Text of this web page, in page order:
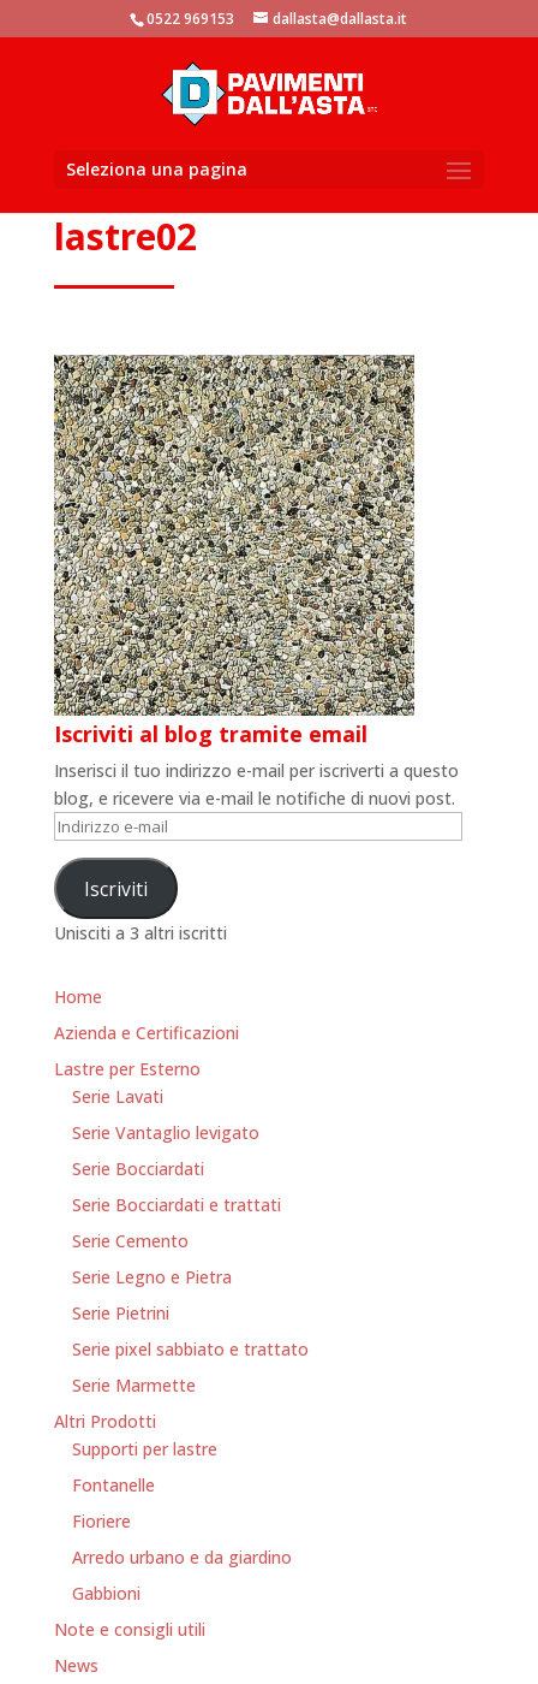
window.dataLayer = window.dataLayer || []; function gtag()
{dataLayer.push(arguments)}; gtag('js', new Date()); gtag('config',
0522 969153 dallasta@dallasta.it
Seleziona una pagina
lastre02
Iscriviti al blog tramite email
Inserisci il tuo indirizzo e-mail per iscriverti a questo
blog, e ricevere via e-mail le notifiche di nuovi post.
Indirizzo
mail Iscriviti
Unisciti a 3 altri iscritti
Home
Azienda e Certificazioni
Lastre per Esterno
Serie Lavati
Serie Vantaglio levigato
Serie Bocciardati
Serie Bocciardati e trattati
Serie Cemento
Serie Legno e Pietra
Serie Pietrini
Serie pixel sabbiato e trattato
Serie Marmette
Altri Prodotti
Supporti per lastre
Fontanelle
Fioriere
Arredo urbano e da giardino
Gabbioni
Note e consigli utili
News